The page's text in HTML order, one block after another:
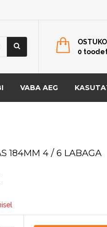
0
VABA AEG
184MM 4 / 6 LABAGA